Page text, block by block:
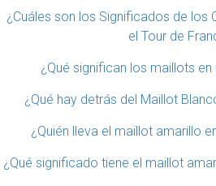
¿Cuáles son los Significados de los
el Tour de
¿Qué significan los maillots en
¿Qué hay detrás del Maillot
¿Quién lleva el maillot amarillo
¿Qué significado tiene el maillot